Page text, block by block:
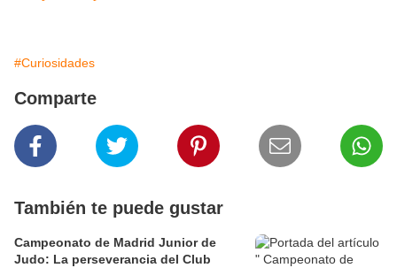
#Curiosidades
Comparte
También te puede gustar
Campeonato de Madrid Junior de
Judo: La perseverancia del Club